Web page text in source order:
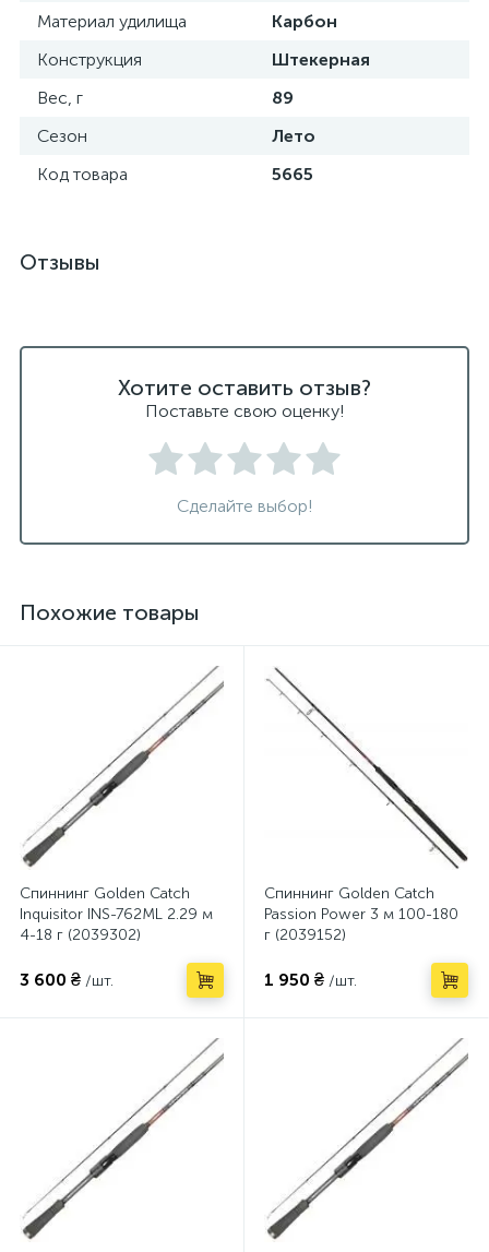
Материал удилища
Карбон
Конструкция
Штекерная
Вес, г
89
Сезон
Лето
Код товара
5665
Отзывы
Хотите оставить отзыв?
Поставьте свою оценку!
Сделайте выбор!
Похожие товары
Спиннинг Golden Catch
Inquisitor INS-762ML 2.29 м
4-18 г (2039302)
3 600 ₴ /шт.
Спиннинг Golden Catch
Passion Power 3 м 100-180
г (2039152)
1 950 ₴ /шт.